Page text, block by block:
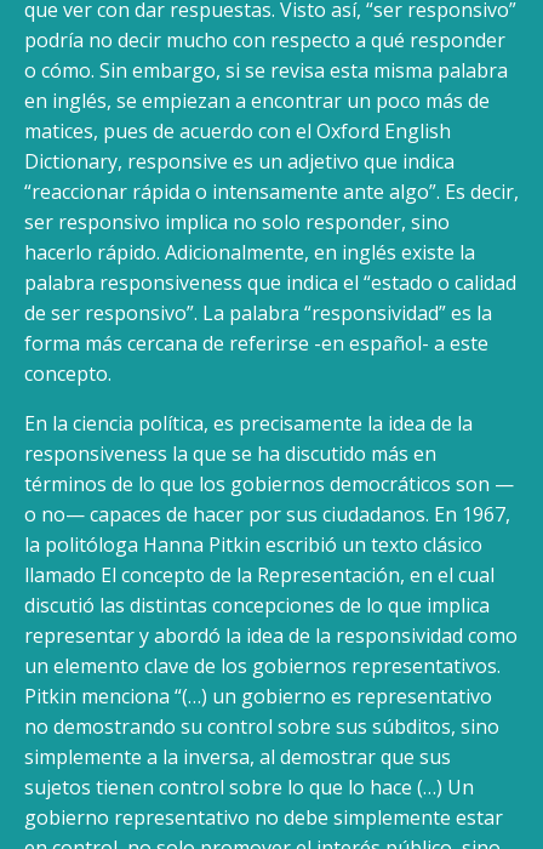
que ver con dar respuestas. Visto así, “ser responsivo”
podría no decir mucho con respecto a qué responder
o cómo. Sin embargo, si se revisa esta misma palabra
en inglés, se empiezan a encontrar un poco más de
matices, pues de acuerdo con el Oxford English
Dictionary, responsive es un adjetivo que indica
“reaccionar rápida o intensamente ante algo”. Es decir,
ser responsivo implica no solo responder, sino
hacerlo rápido. Adicionalmente, en inglés existe la
palabra responsiveness que indica el “estado o calidad
de ser responsivo”. La palabra “responsividad” es la
forma más cercana de referirse -en español- a este
concepto.
En la ciencia política, es precisamente la idea de la
responsiveness la que se ha discutido más en
términos de lo que los gobiernos democráticos son —
o no— capaces de hacer por sus ciudadanos. En 1967,
la politóloga Hanna Pitkin escribió un texto clásico
llamado El concepto de la Representación, en el cual
discutió las distintas concepciones de lo que implica
representar y abordó la idea de la responsividad como
un elemento clave de los gobiernos representativos.
Pitkin menciona “(…) un gobierno es representativo
no demostrando su control sobre sus súbditos, sino
simplemente a la inversa, al demostrar que sus
sujetos tienen control sobre lo que lo hace (…) Un
gobierno representativo no debe simplemente estar